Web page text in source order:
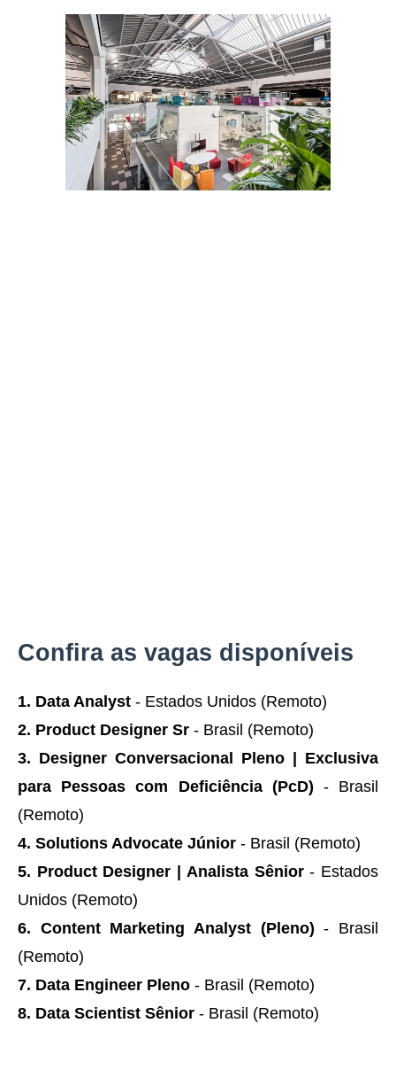
Confira as vagas disponíveis
1. Data Analyst - Estados Unidos (Remoto)
2. Product Designer Sr - Brasil (Remoto)
3. Designer Conversacional Pleno | Exclusiva
para Pessoas com Deficiência (PcD) - Brasil
(Remoto)
4. Solutions Advocate Júnior - Brasil (Remoto)
5. Product Designer | Analista Sênior- Estados
Unidos (Remoto)
6. Content Marketing Analyst (Pleno) - Brasil
(Remoto)
7. Data Engineer Pleno - Brasil (Remoto)
8. Data Scientist Sênior - Brasil (Remoto)